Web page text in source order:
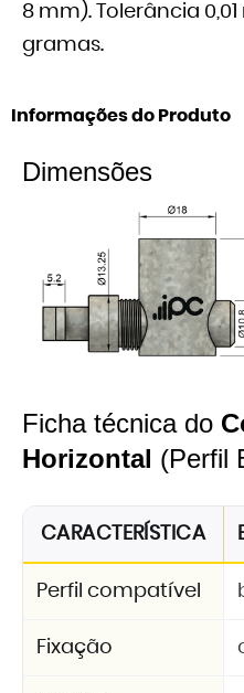
8 mm). Tolerância
gramas.
Informações do Produto
Dimensões
Ficha técnica do
Horizontal (Perfil
CARACTERÍSTICA
Perfil compatível
Fixação